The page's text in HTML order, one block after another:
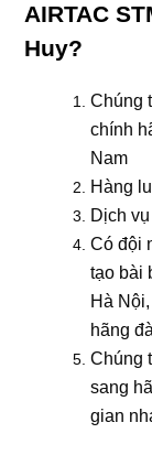
AIRTAC
Huy?
Chúng
chính
Nam
Hàng
Dịch
Có đội
tạo bài
Hà
hãng
Chúng
sang
gian